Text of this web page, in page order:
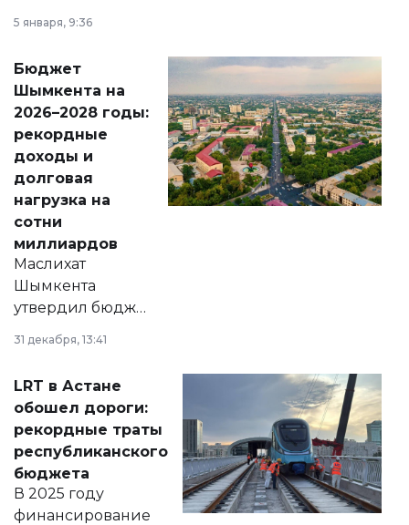
принести
народу
Венесуэлы.
5 января, 9:36
Бюджет
Шымкента на
2026–2028 годы:
рекордные
доходы и
долговая
нагрузка на
сотни
миллиардов
Маслихат
Шымкента
утвердил бюджет
города на 2026–
2028 годы.
документ
появился в базе
нормативных
правовых актов и
на сайте маслихат
города.
31 декабря, 13:41
LRT в Астане
обошел дороги:
рекордные траты
республиканского
бюджета
В 2025 году
финансирование